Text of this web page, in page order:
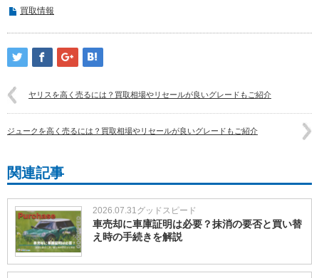
買取情報
ヤリスを高く売るには？買取相場やリセールが良いグレードもご紹介
ジュークを高く売るには？買取相場やリセールが良いグレードもご紹介
関連記事
2026.07.31グッドスピード
車売却に車庫証明は必要？抹消の要否と買い替
え時の手続きを解説